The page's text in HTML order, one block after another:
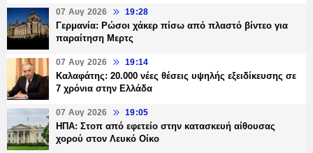
07 Αυγ 2026 19:28
Γερμανία: Ρώσοι χάκερ πίσω από πλαστό βίντεο για
παραίτηση Μερτς
07 Αυγ 2026 19:14
Καλαφάτης: 20.000 νέες θέσεις υψηλής εξειδίκευσης σε
7 χρόνια στην Ελλάδα
07 Αυγ 2026 19:05
ΗΠΑ: Στοπ από εφετείο στην κατασκευή αίθουσας
χορού στον Λευκό Οίκο